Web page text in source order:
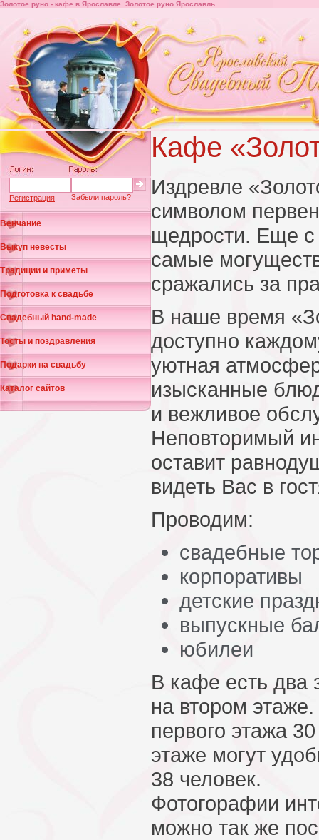
Золотое руно - кафе в Ярославле. Золотое руно Ярославль.
Регистрация Забыли пароль?
Венчание
Выкуп невесты
Традиции и приметы
Подготовка к свадьбе
Свадебный hand-made
Тосты и поздравления
Подарки на свадьбу
Каталог сайтов
Кафе
Издревле
символом
щедрости. Еще
самые
сражались за
В наше время
доступно
уютная
изысканные
и вежливое
Неповторимый
оставит
видеть Вас в
Проводим:
свадебные
корпоративы
детские
выпускные
юбилеи
В кафе есть два
на втором
первого этажа
этаже могут
38 человек.
Фотогорафии
можно так же